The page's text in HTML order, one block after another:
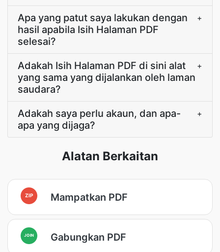
Apa yang patut saya lakukan dengan
hasil apabila Isih Halaman PDF
selesai?
+
Adakah Isih Halaman PDF di sini alat
yang sama yang dijalankan oleh laman
saudara?
+
Adakah saya perlu akaun, dan apa-
apa yang dijaga?
+
Alatan Berkaitan
ZIP Mampatkan PDF
JOIN Gabungkan PDF